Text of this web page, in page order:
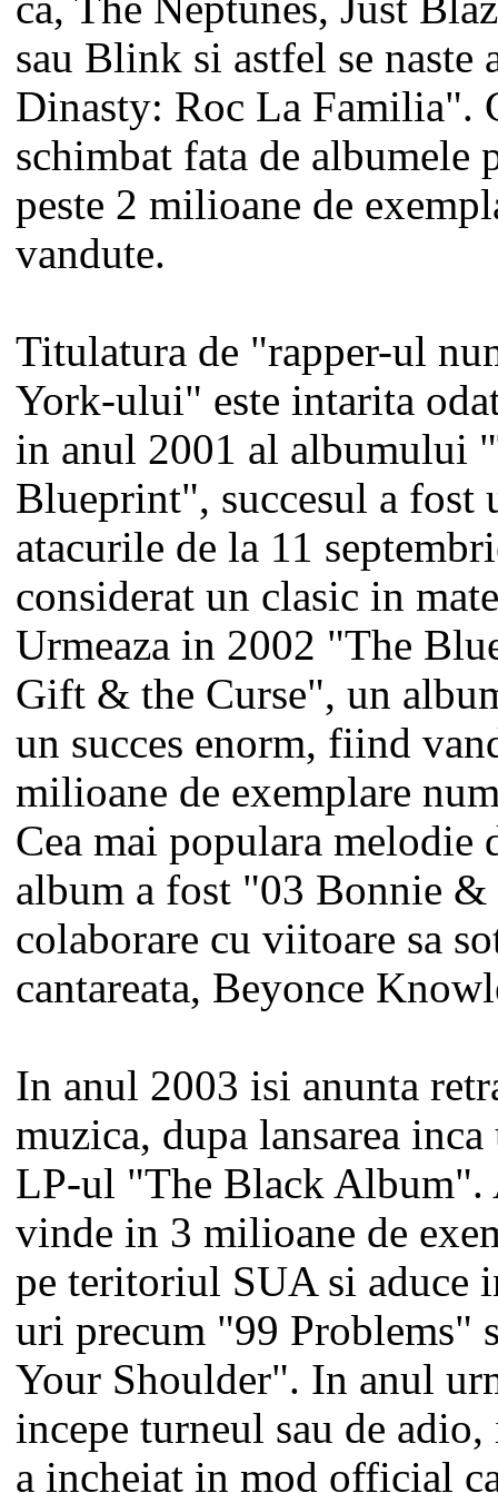
sau Blink si astfel se naste
Dinasty: Roc La Familia".
schimbat fata de albumele
peste 2 milioane de
vandute.
Titulatura de "rapper-ul
York-ului" este intarita
in anul 2001 al albumului
Blueprint", succesul a fost
atacurile de la 11
considerat un clasic in
Urmeaza in 2002 "The
Gift & the Curse", un
un succes enorm, fiind
milioane de exemplare
Cea mai populara melodie
album a fost "03 Bonnie
colaborare cu viitoare sa
cantareata, Beyonce
In anul 2003 isi anunta
muzica, dupa lansarea
LP-ul "The Black Album".
vinde in 3 milioane de
pe teritoriul SUA si aduce
uri precum "99 Problems"
Your Shoulder". In anul
incepe turneul sau de
a incheiat in mod official